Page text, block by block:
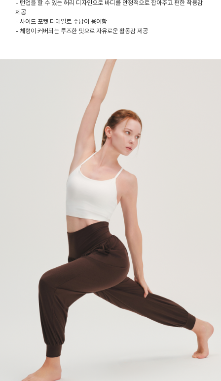
- 턴업을 할 수 있는 허리 디자인으로 바디를 안정적으로 잡아주고 편한 착용감
제공
- 사이드 포켓 디테일로 수납이 용이함
- 체형이 커버되는 루즈한 핏으로 자유로운 활동감 제공